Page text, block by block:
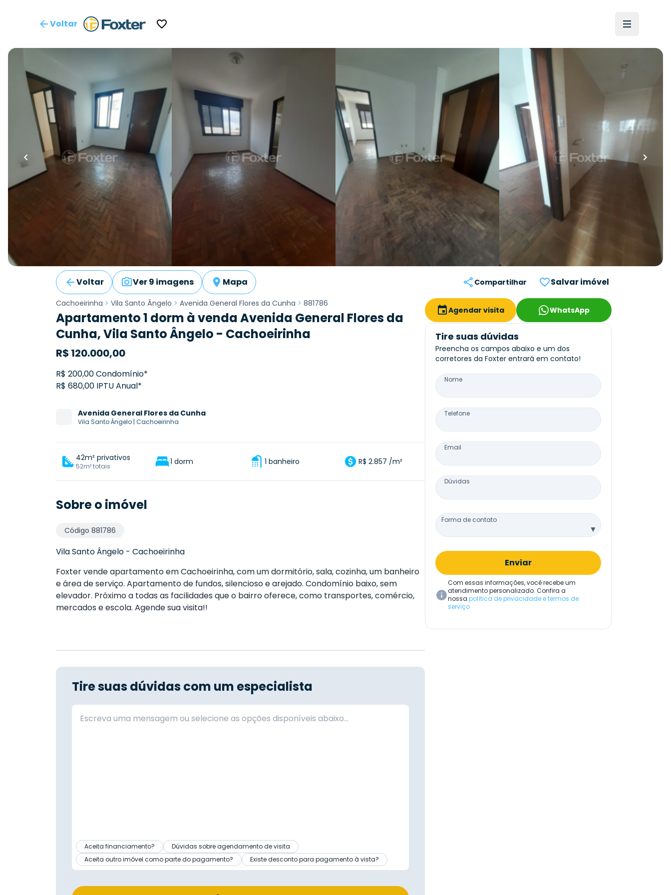
Voltar
Voltar Ver 9 imagens Mapa Compartilhar Salvar imóvel
Cachoeirinha > Vila Santo Ângelo > Avenida General Flores da Cunha > 881786
Apartamento 1 dorm à venda Avenida General Flores da
Cunha, Vila Santo Ângelo - Cachoeirinha
R$ 120.000,00
R$ 200,00 Condomínio*
R$ 680,00 IPTU Anual*
Avenida General Flores da Cunha
Vila Santo Ângelo | Cachoeirinha
42m² privativos
52m² totais 1 dorm 1 banheiro R$ 2.857 /m²
Sobre o imóvel
Código 881786
Vila Santo Ângelo - Cachoeirinha
Foxter vende apartamento em Cachoeirinha, com um dormitório, sala, cozinha, um banheiro
e área de serviço. Apartamento de fundos, silencioso e arejado. Condomínio baixo, sem
elevador. Próximo a todas as facilidades que o bairro oferece, como transportes, comércio,
mercados e escola. Agende sua visita!!
Tire suas dúvidas com um especialista
Aceita financiamento?
Dúvidas sobre agendamento de visita
Aceita outro imóvel como parte do pagamento?
Existe desconto para pagamento à vista?
Agendar visita WhatsApp
Tire suas dúvidas
Preencha os campos abaixo e um dos
corretores da Foxter entrará em contato!
Nome
Telefone
Email
Dúvidas
Forma de contato
▼
Enviar
Com essas informações, você recebe um
atendimento personalizado. Confira a
nossa política de privacidade e termos de
serviço